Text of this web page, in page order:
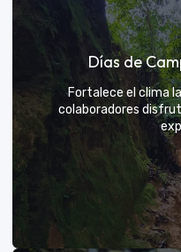
Un respiro campestre
Días de
Fortalece el clima
colaboradores